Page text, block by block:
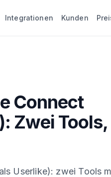
Integrationen Kunden
Connect
Zwei Tools,
Userlike): zwei Tools